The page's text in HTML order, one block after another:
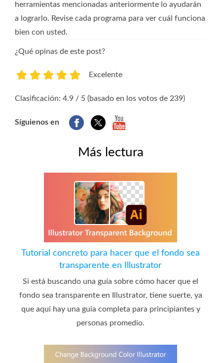
herramientas mencionadas anteriormente lo ayudarán
a lograrlo. Revise cada programa para ver cuál funciona
bien con usted.
¿Qué opinas de este post?
Excelente
Clasificación: 4.9 / 5 (basado en los votos de 239)
Síguienos en
Más lectura
Tutorial concreto para hacer que el fondo sea
transparente en Illustrator
Si está buscando una guía sobre cómo hacer que el
fondo sea transparente en Illustrator, tiene suerte, ya
que aquí hay una guía completa para principiantes y
personas promedio.